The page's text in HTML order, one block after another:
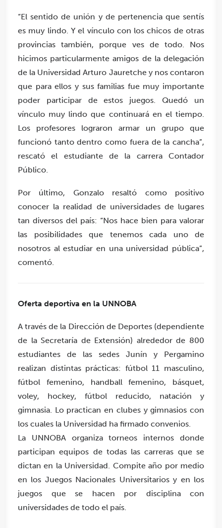
“El sentido de unión y de pertenencia que sentís
es muy lindo. Y el vínculo con los chicos de otras
provincias también, porque ves de todo. Nos
hicimos particularmente amigos de la delegación
de la Universidad Arturo Jauretche y nos contaron
que para ellos y sus familias fue muy importante
poder participar de estos juegos. Quedó un
vínculo muy lindo que continuará en el tiempo.
Los profesores lograron armar un grupo que
funcionó tanto dentro como fuera de la cancha”,
rescató el estudiante de la carrera Contador
Público.
Por último, Gonzalo resaltó como positivo
conocer la realidad de universidades de lugares
tan diversos del país: “Nos hace bien para valorar
las posibilidades que tenemos cada uno de
nosotros al estudiar en una universidad pública”,
comentó.
Oferta deportiva en la UNNOBA
A través de la Dirección de Deportes (dependiente
de la Secretaría de Extensión) alrededor de 800
estudiantes de las sedes Junín y Pergamino
realizan distintas prácticas: fútbol 11 masculino,
fútbol femenino, handball femenino, básquet,
voley, hockey, fútbol reducido, natación y
gimnasia. Lo practican en clubes y gimnasios con
los cuales la Universidad ha firmado convenios.
La UNNOBA organiza torneos internos donde
participan equipos de todas las carreras que se
dictan en la Universidad. Compite año por medio
en los Juegos Nacionales Universitarios y en los
juegos que se hacen por disciplina con
universidades de todo el país.